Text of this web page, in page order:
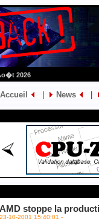
2026
Accueil News
AMD stoppe la
23-10-2001 15:40:01 -